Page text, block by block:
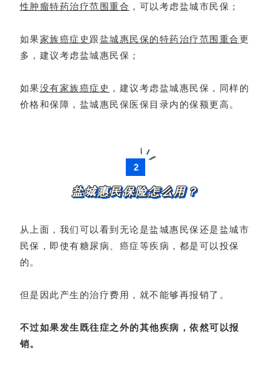
性肿瘤特药治疗范围重合 ，可以考虑盐城市民保；
如果家族癌症史 跟盐城惠民保的特药治疗范围重合更
多，建议考虑盐城惠民保；
如果没有家族癌症史 ，建议考虑盐城惠民保，同样的
价格和保障，盐城惠民保医保目录内的保额更高。
2
盐城惠民保险怎么用？
从上面，我们可以看到无论是盐城惠民保还是盐城市
民保，即使有糖尿病、癌症等疾病，都是可以投保
的。
但是因此产生的治疗费用，就不能够再报销了。
不过如果发生既往症之外的其他疾病，依然可以报
销。